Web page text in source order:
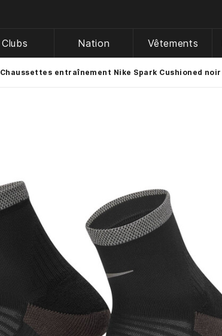
Clubs Nation Vêtements
Chaussettes entraînement Nike Spark Cushioned noir